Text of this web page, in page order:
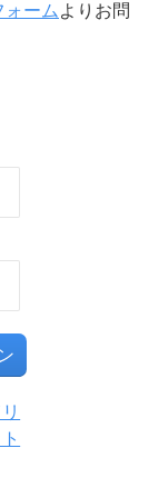
ォーム よりお問